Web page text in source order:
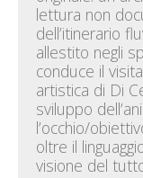
lettura non
dell’itinerario
allestito negli
conduce il
artistica di Di
sviluppo
l’occhio/
oltre il
visione del